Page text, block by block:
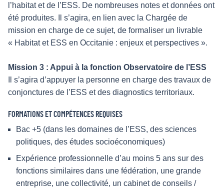
l’habitat et de l’ESS. De nombreuses notes et données ont
été produites. Il s’agira, en lien avec la Chargée de
mission en charge de ce sujet, de formaliser un livrable
« Habitat et ESS en Occitanie : enjeux et perspectives ».
Mission 3 : Appui à la fonction Observatoire de l’ESS
Il s’agira d’appuyer la personne en charge des travaux de
conjonctures de l’ESS et des diagnostics territoriaux.
FORMATIONS ET COMPÉTENCES REQUISES
Bac +5 (dans les domaines de l’ESS, des sciences
politiques, des études socioéconomiques)
Expérience professionnelle d’au moins 5 ans sur des
fonctions similaires dans une fédération, une grande
entreprise, une collectivité, un cabinet de conseils /